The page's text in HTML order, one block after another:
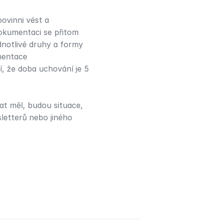
vést a
se přitom
druhy a formy
že doba uchování je 5
měl, budou situace,
nebo jiného